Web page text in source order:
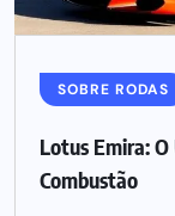
SOBRE RODAS
Lotus Emira:
Combustão